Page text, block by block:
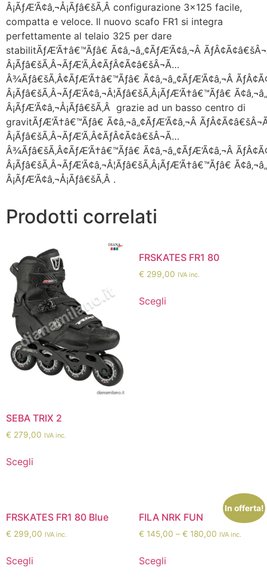
Â¡ÃƒÆ’Ã¢â‚¬Å¡Ãƒâ€šÃ‚Â configurazione 3×125 facile,
compatta e veloce. Il nuovo scafo FR1 si integra
perfettamente al telaio 325 per dare
stabilitÃƒÆ’Ã†â€™Ãƒâ€ Ã¢â‚¬â„¢ÃƒÆ’Ã¢â‚¬Â
Â¡Ãƒâ€šÃ‚Â¬ÃƒÆ’Ã‚Â¢ÃƒÂ¢Ã¢â€šÂ¬Ã…
Â¾Ãƒâ€šÃ‚Â¢ÃƒÆ’Ã†â€™Ãƒâ€ Ã¢â‚¬â„¢ÃƒÆ’Ã¢â‚¬Â
Â¡Ãƒâ€šÃ‚Â¬ÃƒÆ’Ã¢â‚¬Â¦Ãƒâ€šÃ‚Â¡ÃƒÆ’Ã†â€™Ãƒâ€
Â¡ÃƒÆ’Ã¢â‚¬Å¡Ãƒâ€šÃ‚Â grazie ad un basso centro di
gravitÃƒÆ’Ã†â€™Ãƒâ€ Ã¢â‚¬â„¢ÃƒÆ’Ã¢â‚¬Â
Â¡Ãƒâ€šÃ‚Â¬ÃƒÆ’Ã‚Â¢ÃƒÂ¢Ã¢â€šÂ¬Ã…
Â¾Ãƒâ€šÃ‚Â¢ÃƒÆ’Ã†â€™Ãƒâ€ Ã¢â‚¬â„¢ÃƒÆ’Ã¢â‚¬Â
Â¡Ãƒâ€šÃ‚Â¬ÃƒÆ’Ã¢â‚¬Â¦Ãƒâ€šÃ‚Â¡ÃƒÆ’Ã†â€™Ãƒâ€
Â¡ÃƒÆ’Ã¢â‚¬Å¡Ãƒâ€šÃ‚Â .
Prodotti correlati
SEBA TRIX 2
€ 279,00 IVA inc.
Scegli
FRSKATES FR1 80
€ 299,00 IVA inc.
Scegli
FRSKATES FR1 80 Blue
€ 299,00 IVA inc.
Scegli
In offerta!
FILA NRK FUN
€ 145,00 – € 180,00 IVA inc.
Scegli